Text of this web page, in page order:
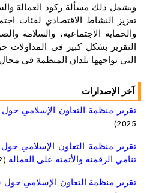
ويشمل ذلك مسألة ركود العمالة
تعزيز النشاط الاقتصادي لفئات
والحماية الاجتماعية، والسلامة
التقرير بشكل كبير في المداولات
التي تواجهها بلدان المنظمة في مجال
آخر الإصدارات
تقرير منظمة التعاون الإسلامي حول
2025)
تنامي الرقمنة والأتمتة على العمالة (22 نوفمبر 2023)
تقرير منظمة التعاون الإسلامي حول سوق